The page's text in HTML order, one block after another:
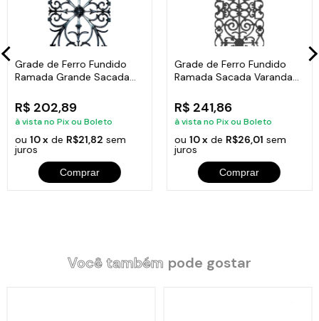
Código:2122JAV
Grade de Ferro Fundido
Ramada Grande Sacada
R$ 202,89
à vista no Pix ou Boleto
ou 10 xde R$21,82 sem
juros
Comprar
Grade de Ferro Fundido
Ramada Sacada Varanda
R$ 241,86
à vista no Pix ou Boleto
ou 10 xde R$26,01 sem
juros
Comprar
Você também pode gostar